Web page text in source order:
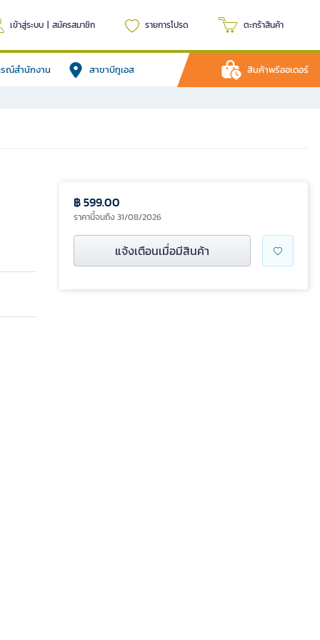
เข้าสู่ระบบ | สมัครสมาชิก รายการโปรด ตะกร้าสินค้า
รณ์สำนักงาน สาขาบีทูเอส สินค้าพรีออเดอร์
฿ 599.00
ราคานี้จนถึง 31/08/2026
แจ้งเตือนเมื่อมีสินค้า